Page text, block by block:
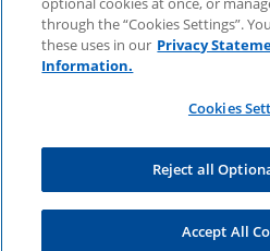
minimieren
Jetzt Fachartikel lesen.
through the “Cookies Settings”.
these uses in our Privacy
Information.
Cookies
Reject all
Accept All